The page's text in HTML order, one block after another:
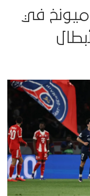
ميونخ في